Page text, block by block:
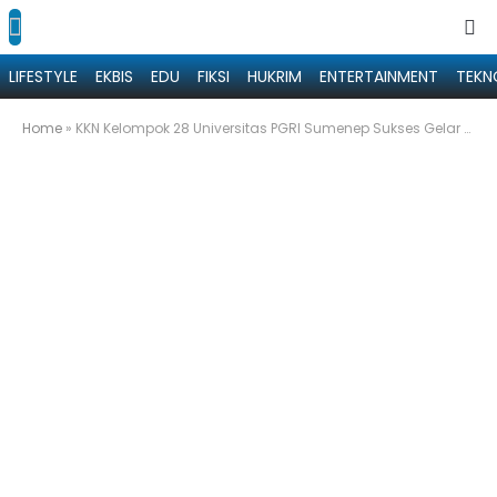
LIFESTYLE EKBIS EDU FIKSI HUKRIM ENTERTAINMENT
Home » KKN Kelompok 28 Universitas PGRI Sumenep Sukses Gelar Sosialisasi UMKM di Desa Dungkek